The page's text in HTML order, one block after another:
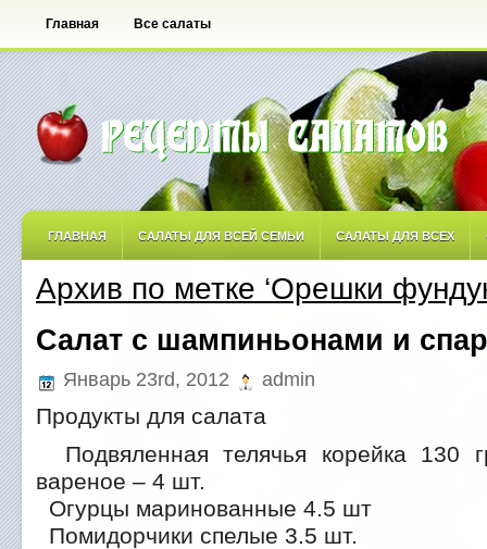
Главная Все салаты
ГЛАВНАЯ САЛАТЫ ДЛЯ ВСЕЙ СЕМЬИ САЛАТЫ ДЛЯ ВСЕХ
САЛАТЫ ОСТРЫЕ САЛАТЫ ПО АВТОРСКИМ РЕЦЕПТАМ
САЛАТЫ С ФРУКТАМИ
Архив по метке ‘Орешки
Салат с шампиньонами и
Январь 23rd, 2012 admin
Продукты для салата
Подвяленная телячья корейка 130
вареное – 4 шт.
Огурцы маринованные 4.5 шт
Помидорчики спелые 3.5 шт.